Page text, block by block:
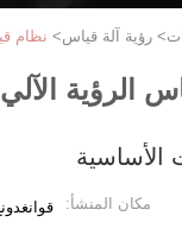
> رؤية آلة قياس> نظام
الرؤية
الأساسية
مكان المنشأ: